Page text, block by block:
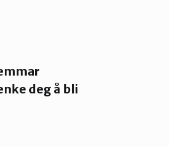
deg å bli